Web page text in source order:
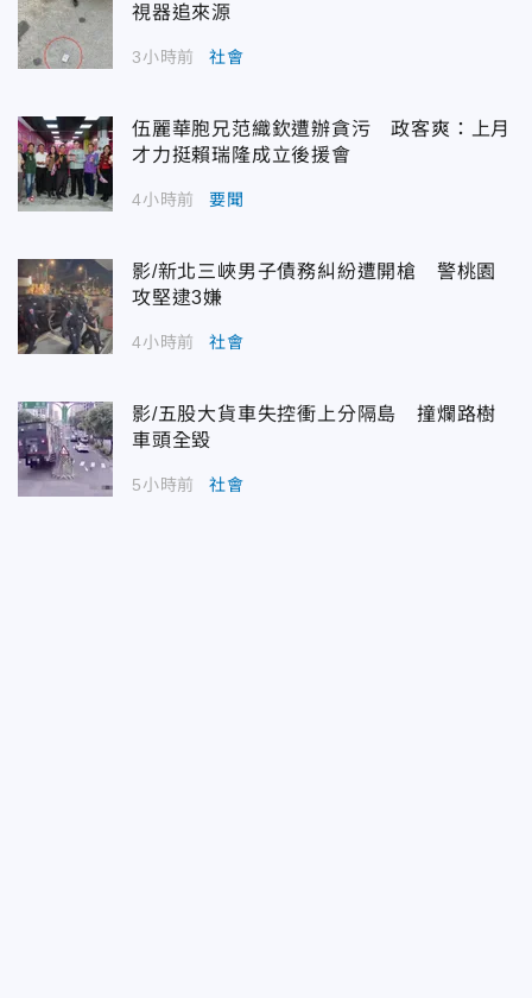
視器追來源
3小時前 社會
伍麗華胞兄范織欽遭辦貪污 政客爽：上月
才力挺賴瑞隆成立後援會
4小時前 要聞
影/新北三峽男子債務糾紛遭開槍 警桃園
攻堅逮3嫌
4小時前 社會
影/五股大貨車失控衝上分隔島 撞爛路樹
車頭全毀
5小時前 社會